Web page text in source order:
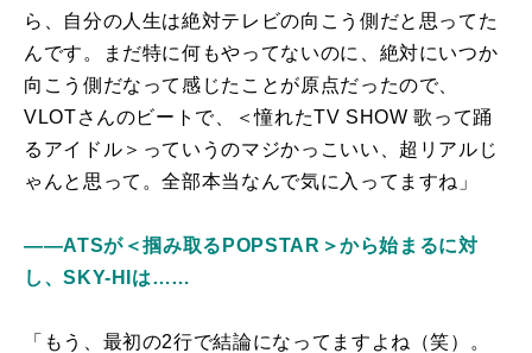
ら、自分の人生は絶対テレビの向こう側だと思ってた
んです。まだ特に何もやってないのに、絶対にいつか
向こう側だなって感じたことが原点だったので、
VLOTさんのビートで、＜憧れたTV SHOW 歌って踊
るアイドル＞っていうのマジかっこいい、超リアルじ
ゃんと思って。全部本当なんで気に入ってますね」
――ATSが＜掴み取るPOPSTAR＞から始まるに対
し、SKY-HIは……
「もう、最初の2行で結論になってますよね（笑）。